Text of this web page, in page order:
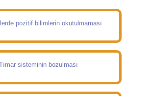
pozitif bilimlerin okutulmaması
sisteminin bozulması